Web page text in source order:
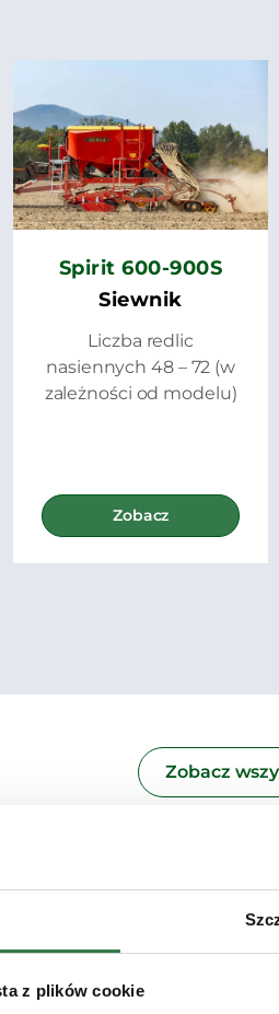
z plików cookie
Spirit 600-900S
Siewnik
Liczba redlic
nasiennych 48 – 72 (w
zależności od modelu)
Zobacz
Zobacz